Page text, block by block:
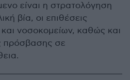
είναι η στρατολόγηση
βία, οι επιθέσεις
νοσοκομείων, καθώς και
πρόσβασης σε